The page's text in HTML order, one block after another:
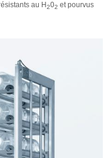
au H202 et pourvus